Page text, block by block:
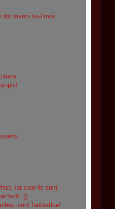
tot reveni sa-l mai
iar culorile sunt
:))
sunt fantastice!